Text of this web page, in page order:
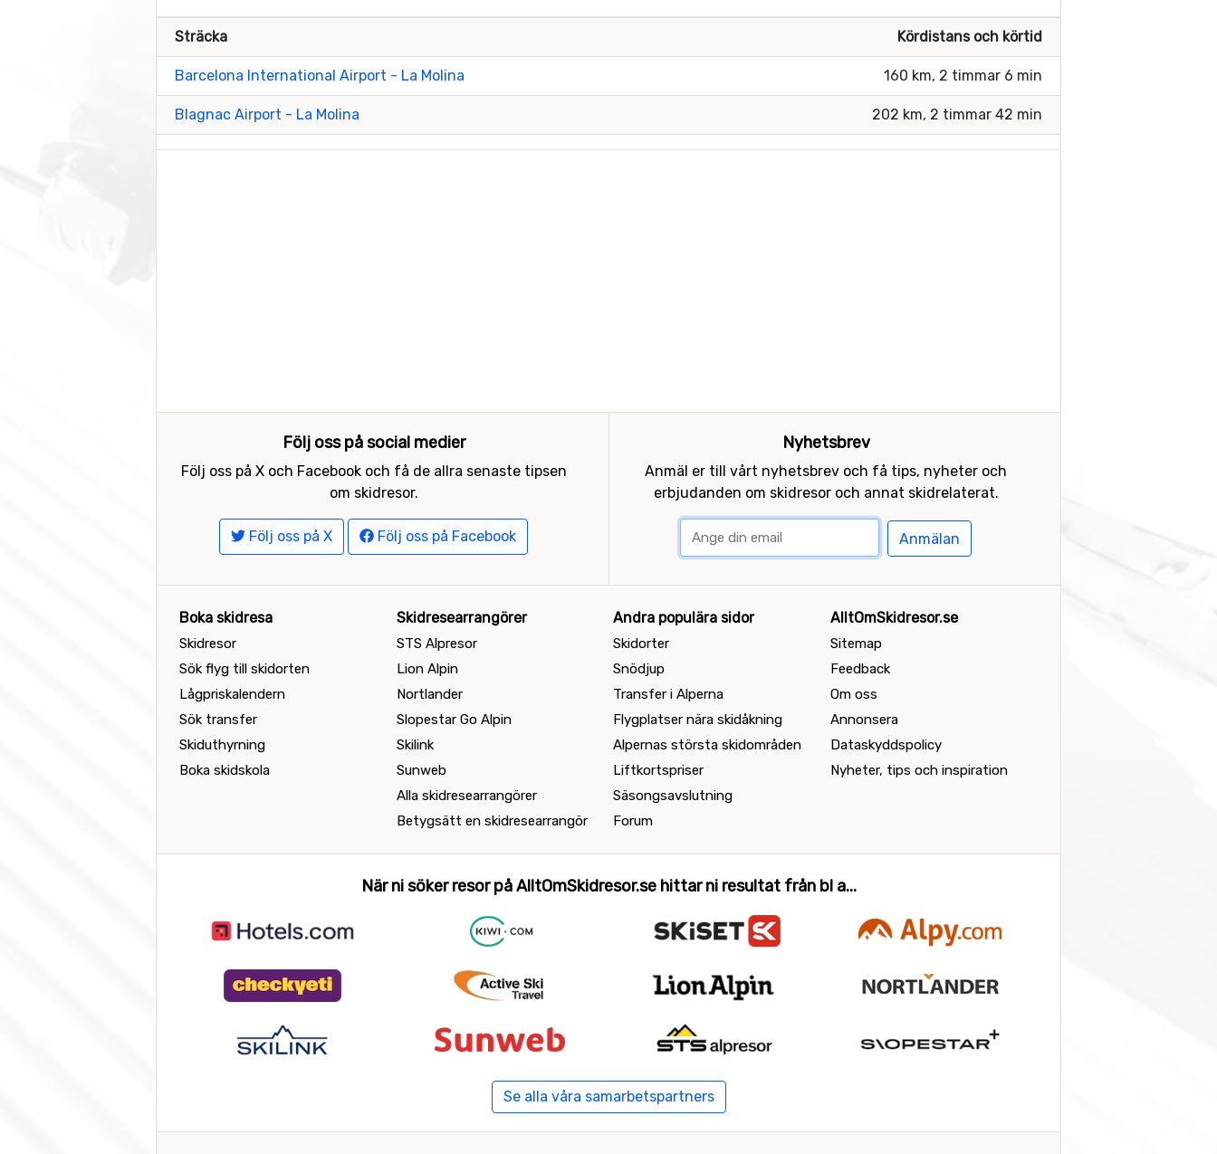
Sträcka Kördistans och körtid
Barcelona International Airport - La Molina 160 km, 2 timmar 6 min
Blagnac Airport - La Molina 202 km, 2 timmar 42 min
Följ oss på social medier
Följ oss på X och Facebook och få de allra senaste tipsen
om skidresor.
Följ oss på X Följ oss på Facebook
Nyhetsbrev
Anmäl er till vårt nyhetsbrev och få tips, nyheter och
erbjudanden om skidresor och annat skidrelaterat.
Anmälan
Boka skidresa
Skidresor
Sök flyg till skidorten
Lågpriskalendern
Sök transfer
Skiduthyrning
Boka skidskola
Skidresearrangörer
STS Alpresor
Lion Alpin
Nortlander
Slopestar Go Alpin
Skilink
Sunweb
Alla skidresearrangörer
Betygsätt en skidresearrangör
Andra populära sidor
Skidorter
Snödjup
Transfer i Alperna
Flygplatser nära skidåkning
Alpernas största skidområden
Liftkortspriser
Säsongsavslutning
Forum
AlltOmSkidresor.se
Sitemap
Feedback
Om oss
Annonsera
Dataskyddspolicy
Nyheter, tips och inspiration
När ni söker resor på AlltOmSkidresor.se hittar ni resultat från bl a...
Se alla våra samarbetspartners